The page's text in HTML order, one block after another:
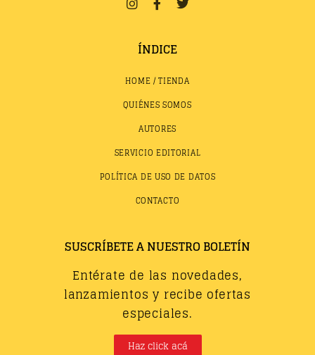
ÍNDICE
HOME / TIENDA
QUIÉNES SOMOS
AUTORES
SERVICIO EDITORIAL
POLÍTICA DE USO DE DATOS
CONTACTO
SUSCRÍBETE A NUESTRO BOLETÍN
Entérate de las novedades,
lanzamientos y recibe ofertas
especiales.
Haz click acá